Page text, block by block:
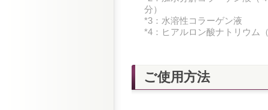
分）
*3：水溶性コラーゲン液
*4：ヒアルロン酸ナトリウム
ご使用方法